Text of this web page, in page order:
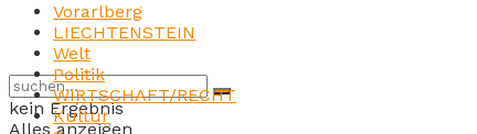
kein Ergebnis
Alles anzeigen
Vorarlberg
LIECHTENSTEIN
Welt
Politik
WIRTSCHAFT/RECHT
Kultur